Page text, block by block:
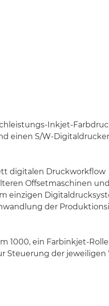
Inkjet-
einen S/W-
digitalen Druckworkflow
Offsetmaschinen und
einzigen
der
1000, ein Farbinkjet-
Steuerung der jeweiligen